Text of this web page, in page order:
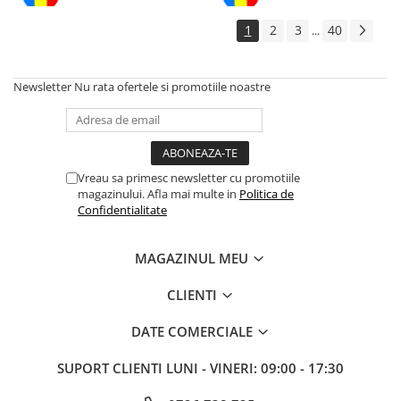
1 2 3 ... 40
Newsletter Nu rata ofertele si promotiile noastre
Vreau sa primesc newsletter cu promotiile
magazinului. Afla mai multe in Politica de
Confidentialitate
MAGAZINUL MEU
CLIENTI
DATE COMERCIALE
SUPORT CLIENTI LUNI - VINERI: 09:00 - 17:30